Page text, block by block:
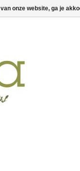
onze website, ga je